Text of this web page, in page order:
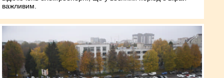
важливим.